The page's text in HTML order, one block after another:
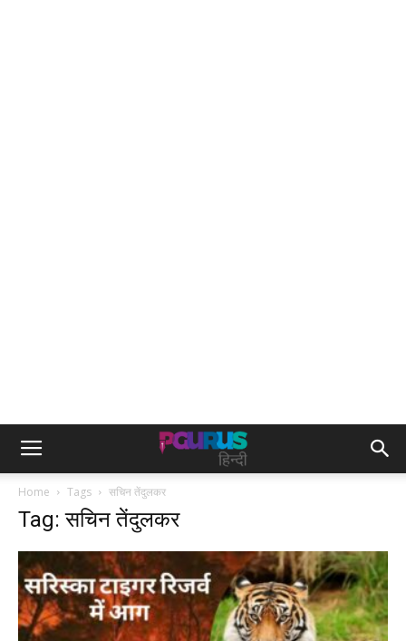
Home Tags सचिन तेंदुलकर
Tag: सचिन तेंदुलकर